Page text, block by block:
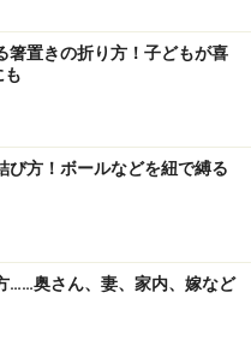
共感する
るようなら、その気持ち
う。「いまさらそんな
きちゃんと勉強しなか
くなる気持ちもあるでし
箸置きの折り方！子どもが喜
も
び方！ボールなどを紐で縛る
……奥さん、妻、家内、嫁など